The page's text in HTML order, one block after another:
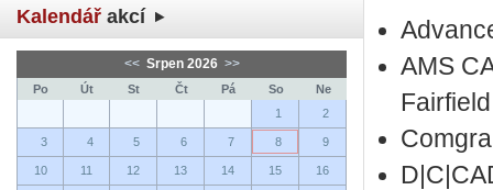
Kalendář akcí
<< Srpen 2026 >>
Po Út St Čt Pá So
Ne
1
2
3 4 5 6 7 8 9
10 11 12 13 14 15 16
AMS